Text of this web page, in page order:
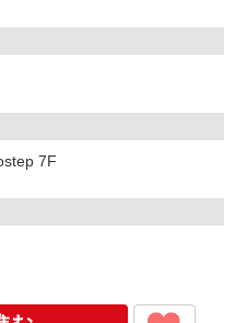
お電話でご連絡します。
張面接・事務所面接と選べま
OKです！
7F